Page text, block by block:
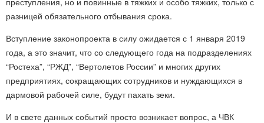
разницей обязательного отбывания срока.
Вступление законопроекта в силу ожидается с 1 января 2019
года, а это значит, что со следующего года на подразделениях
“Ростеха”, “РЖД”, “Вертолетов России” и многих других
предприятиях, сокращающих сотрудников и нуждающихся в
дармовой рабочей силе, будут пахать зеки.
И в свете данных событий просто возникает вопрос, а ЧВК